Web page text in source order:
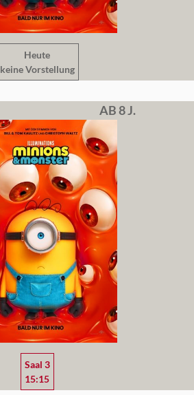
Heute
keine Vorstellung
AB 8 J.
Saal 3
15:15